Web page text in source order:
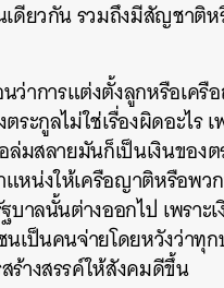
ดียวกัน รวมถึงมีสัญชาติ
ว่าการแต่งตั้งลูกหรือเครื
ระกูลไม่ใช่เรื่องผิดอะไร เ
ล่มสลายมันก็เป็นเงินขอ
หน่งให้เครือญาติหรือพว
บาลนั้นต่างออกไป เพราะ
เป็นคนจ่ายโดยหวังว่าทุ
ร้างสรรค์ให้สังคมดีขึ้น